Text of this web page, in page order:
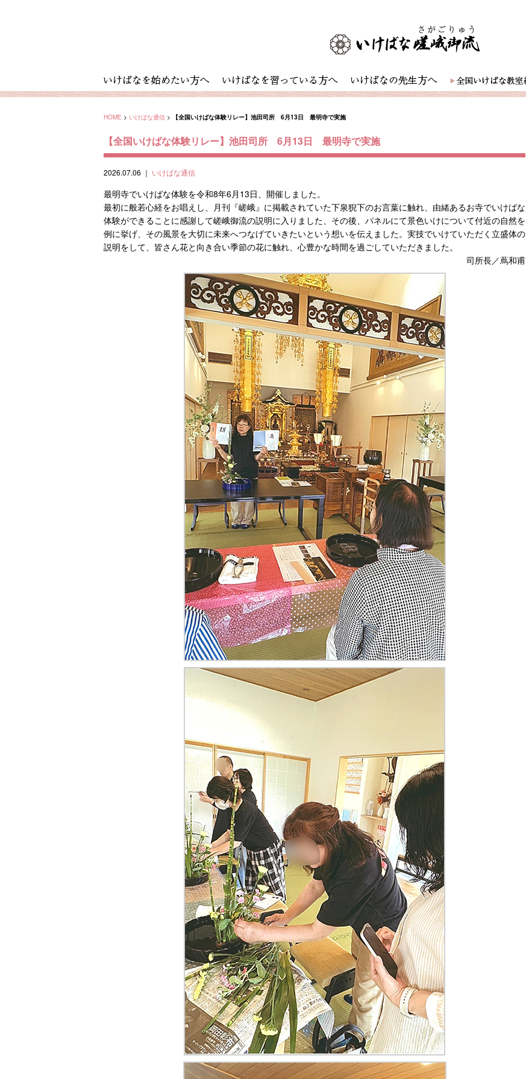
HOME > いけばな通信 > 【全国いけばな体験リレー】池田司所 6月13日 最明寺で実施
【全国いけばな体験リレー】池田司所 6月13日 最明寺で実施
2026.07.06 ｜ いけばな通信
最明寺でいけばな体験を令和8年6月13日、開催しました。
最初に般若心経をお唱えし、月刊『嵯峨』に掲載されていた下泉猊下のお言葉に触れ、由緒あるお寺でいけばな
体験ができることに感謝して嵯峨御流の説明に入りました、その後、パネルにて景色いけについて付近の自然を
例に挙げ、その風景を大切に未来へつなげていきたいという想いを伝えました。実技でいけていただく立盛体の
説明をして、皆さん花と向き合い季節の花に触れ、心豊かな時間を過ごしていただきました。
司所長／蔦和甫